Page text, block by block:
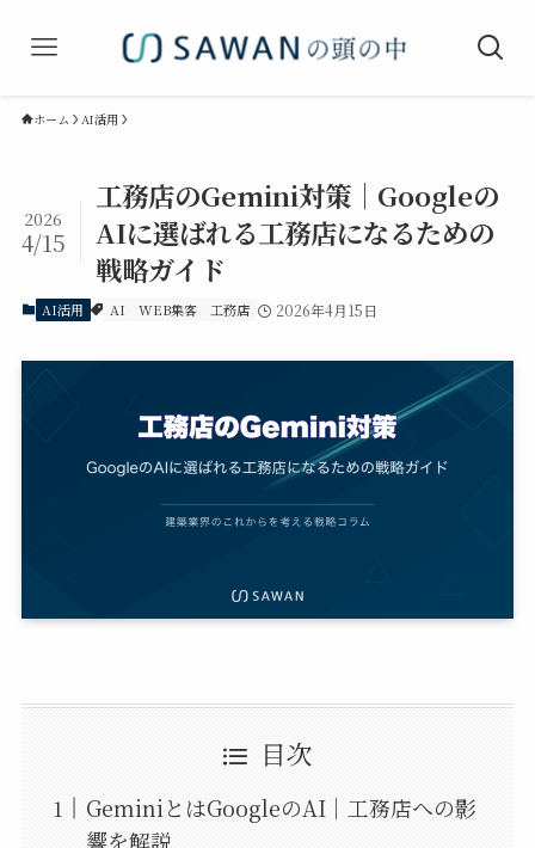
ホーム AI活用
工務店のGemini対策｜Googleの
AIに選ばれる工務店になるための
戦略ガイド
2026
4/15
AI活用 AI WEB集客 工務店 2026年4月15日
目次
GeminiとはGoogleのAI｜工務店への影
響を解説